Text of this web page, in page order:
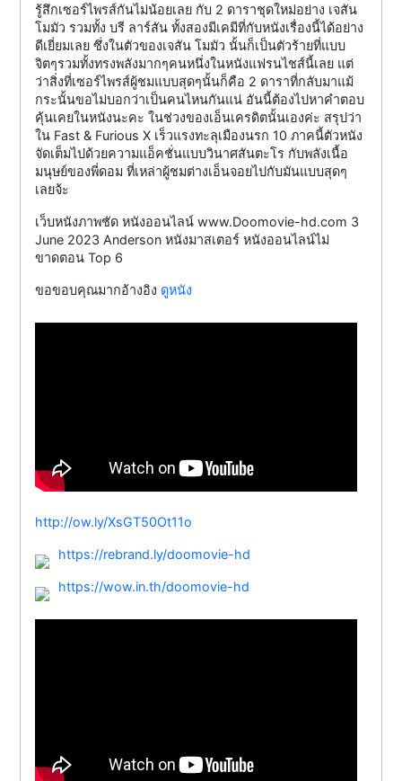
รู้สึกเซอร์ไพรส์กันไม่น้อยเลย กับ 2 ดาราชุดใหม่อย่าง เจสัน
โมมัว รวมทั้ง บรี ลาร์สัน ทั้งสองมีเคมีที่กับหนังเรื่องนี้ได้อย่าง
ดีเยี่ยมเลย ซึ่งในตัวของเจสัน โมมัว นั้นก็เป็นตัวร้ายที่แบบ
จิตๆรวมทั้งทรงพลังมากๆคนหนึ่งในหนังแฟรนไชส์นี้เลย แต่
ว่าสิ่งที่เซอร์ไพรส์ผู้ชมแบบสุดๆนั้นก็คือ 2 ดาราที่กลับมาแม้
กระนั้นขอไม่บอกว่าเป็นคนไหนกันแน่ อันนี้ต้องไปหาคำตอบ
คุ้นเคยในหนังนะคะ ในช่วงของเอ็นเครดิตนั้นเองค่ะ สรุปว่า
ใน Fast & Furious X เร็วแรงทะลุเมืองนรก 10 ภาคนี้ตัวหนัง
จัดเต็มไปด้วยความแอ็คชั่นแบบวินาศสันตะโร กับพลังเนื้อ
มนุษย์ของพี่ดอม ที่เหล่าผู้ชมต่างเอ็นจอยไปกับมันแบบสุดๆ
เลยจ้ะ
เว็บหนังภาพชัด หนังออนไลน์ www.Doomovie-hd.com 3
June 2023 Anderson หนังมาสเตอร์ หนังออนไลน์ไม่
ขาดตอน Top 6
ขอขอบคุณมากอ้างอิง ดูหนัง
http://ow.ly/XsGT50Ot11o
https://rebrand.ly/doomovie-hd
https://wow.in.th/doomovie-hd